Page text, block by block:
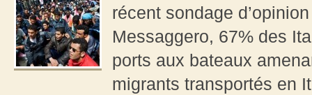
récent sondage
Messaggero, 67% des
ports aux bateaux
migrants transportés en